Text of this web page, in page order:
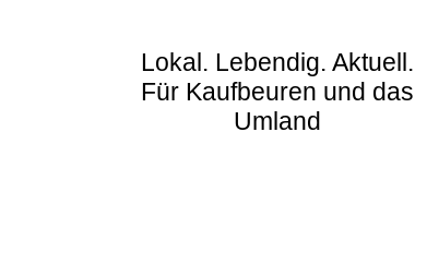
Lokal. Lebendig. Aktuell.
Für Kaufbeuren und das
Umland